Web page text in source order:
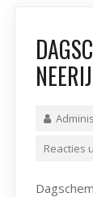
Reacties